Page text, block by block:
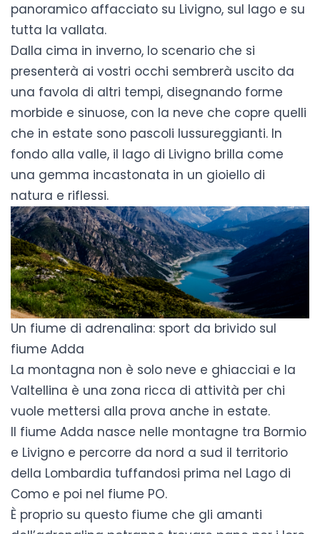
panoramico affacciato su Livigno, sul lago e su
tutta la vallata.
Dalla cima in inverno, lo scenario che si
presenterà ai vostri occhi sembrerà uscito da
una favola di altri tempi, disegnando forme
morbide e sinuose, con la neve che copre quelli
che in estate sono pascoli lussureggianti. In
fondo alla valle, il lago di Livigno brilla come
una gemma incastonata in un gioiello di
natura e riflessi.
Un fiume di adrenalina: sport da brivido sul
fiume Adda
La montagna non è solo neve e ghiacciai e la
Valtellina è una zona ricca di attività per chi
vuole mettersi alla prova anche in estate.
Il fiume Adda nasce nelle montagne tra Bormio
e Livigno e percorre da nord a sud il territorio
della Lombardia tuffandosi prima nel Lago di
Como e poi nel fiume PO.
È proprio su questo fiume che gli amanti